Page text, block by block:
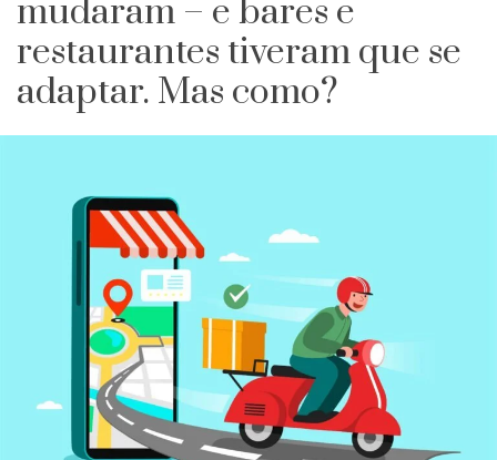
mudaram – e bares e
restaurantes tiveram que se
adaptar. Mas como?